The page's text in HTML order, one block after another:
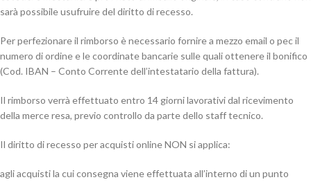
sarà possibile usufruire del diritto di recesso.
Per perfezionare il rimborso è necessario fornire a mezzo email o pec il
numero di ordine e le coordinate bancarie sulle quali ottenere il bonifico
(Cod. IBAN – Conto Corrente dell’intestatario della fattura).
Il rimborso verrà effettuato entro 14 giorni lavorativi dal ricevimento
della merce resa, previo controllo da parte dello staff tecnico.
Il diritto di recesso per acquisti online NON si applica:
agli acquisti la cui consegna viene effettuata all’interno di un punto